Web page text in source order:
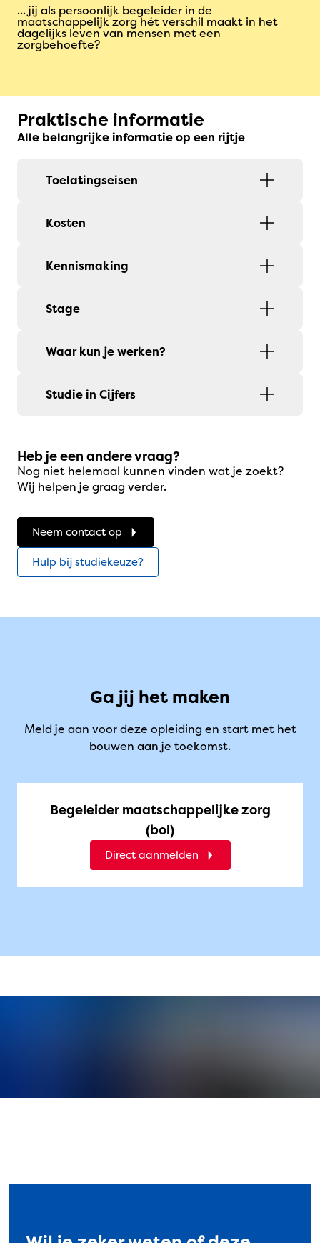
... jij als persoonlijk begeleider in de
maatschappelijk zorg hét verschil maakt in het
dagelijks leven van mensen met een
zorgbehoefte?
Praktische informatie
Alle belangrijke informatie op een rijtje
Toelatingseisen
Kosten
Kennismaking
Stage
Waar kun je werken?
Studie in Cijfers
Heb je een andere vraag?
Nog niet helemaal kunnen vinden wat je zoekt?
Wij helpen je graag verder.
Neem contact op
Hulp bij studiekeuze?
Ga jij het maken
Meld je aan voor deze opleiding en start met het
bouwen aan je toekomst.
Begeleider maatschappelijke zorg
(bol)
Direct aanmelden